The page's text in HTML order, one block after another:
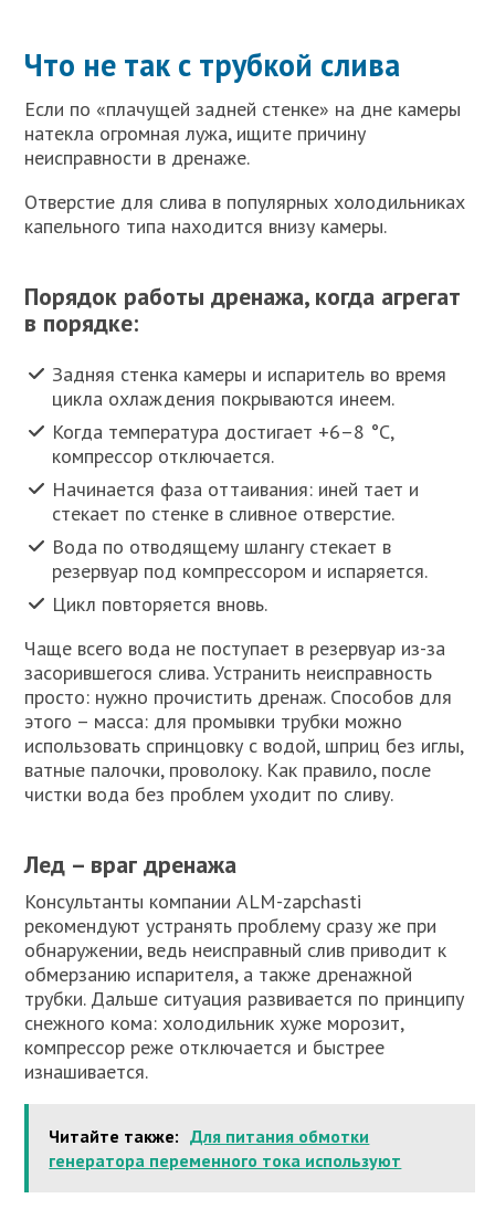
Что не так с трубкой слива
Если по «плачущей задней стенке» на дне камеры
натекла огромная лужа, ищите причину
неисправности в дренаже.
Отверстие для слива в популярных холодильниках
капельного типа находится внизу камеры.
Порядок работы дренажа, когда агрегат
в порядке:
Задняя стенка камеры и испаритель во время
цикла охлаждения покрываются инеем.
Когда температура достигает +6–8 °С,
компрессор отключается.
Начинается фаза оттаивания: иней тает и
стекает по стенке в сливное отверстие.
Вода по отводящему шлангу стекает в
резервуар под компрессором и испаряется.
Цикл повторяется вновь.
Чаще всего вода не поступает в резервуар из-за
засорившегося слива. Устранить неисправность
просто: нужно прочистить дренаж. Способов для
этого – масса: для промывки трубки можно
использовать спринцовку с водой, шприц без иглы,
ватные палочки, проволоку. Как правило, после
чистки вода без проблем уходит по сливу.
Лед – враг дренажа
Консультанты компании ALM-zapchasti
рекомендуют устранять проблему сразу же при
обнаружении, ведь неисправный слив приводит к
обмерзанию испарителя, а также дренажной
трубки. Дальше ситуация развивается по принципу
снежного кома: холодильник хуже морозит,
компрессор реже отключается и быстрее
изнашивается.
Читайте также: Для питания обмотки
генератора переменного тока используют